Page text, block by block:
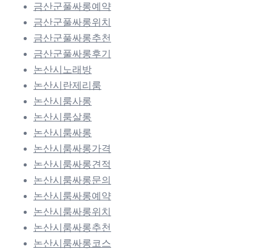
금산군풀싸롱예약
금산군풀싸롱위치
금산군풀싸롱추천
금산군풀싸롱후기
논산시노래방
논산시란제리룸
논산시룸사롱
논산시룸살롱
논산시룸싸롱
논산시룸싸롱가격
논산시룸싸롱견적
논산시룸싸롱문의
논산시룸싸롱예약
논산시룸싸롱위치
논산시룸싸롱추천
논산시룸싸롱코스